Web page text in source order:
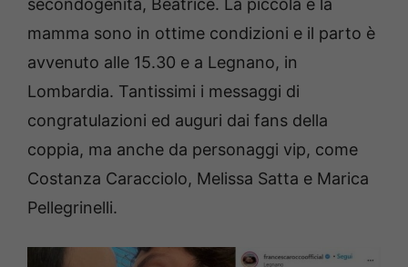
secondogenita, Beatrice. La piccola e la
mamma sono in ottime condizioni e il parto è
avvenuto alle 15.30 e a Legnano, in
Lombardia. Tantissimi i messaggi di
congratulazioni ed auguri dai fans della
coppia, ma anche da personaggi vip, come
Costanza Caracciolo, Melissa Satta e Marica
Pellegrinelli.